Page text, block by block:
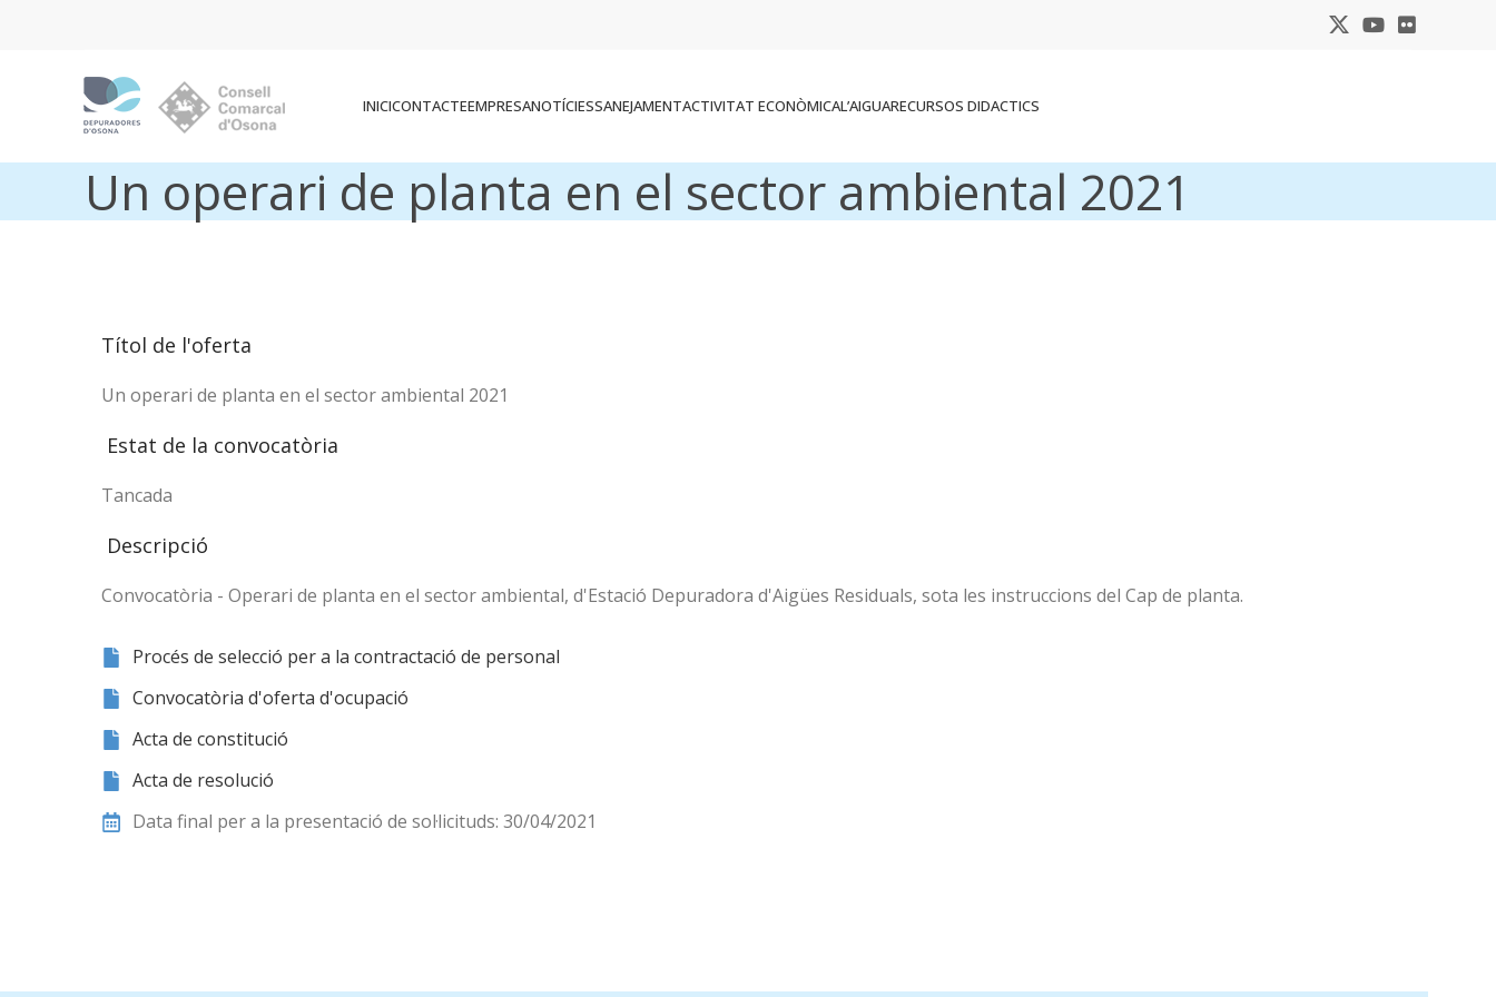
INICICONTACTEEMPRESANOTÍCIESSANEJAMENTACTIVITAT ECONÒMICAL’AIGUARECURSOS DIDACTICS
Un operari de planta en el sector ambiental 2021
Títol de l'oferta
Un operari de planta en el sector ambiental 2021
Estat de la convocatòria
Tancada
Descripció
Convocatòria - Operari de planta en el sector ambiental, d'Estació Depuradora d'Aigües Residuals, sota les instruccions del Cap de planta.
Procés de selecció per a la contractació de personal
Convocatòria d'oferta d'ocupació
Acta de constitució
Acta de resolució
Data final per a la presentació de sol·licituds: 30/04/2021